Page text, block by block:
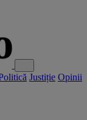
Justiție Opinii